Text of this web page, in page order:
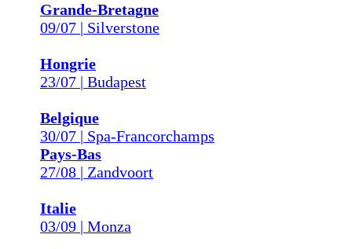
Grande-Bretagne
09/07 | Silverstone
Hongrie
23/07 | Budapest
Belgique
30/07 | Spa-Francorchamps
Pays-Bas
27/08 | Zandvoort
Italie
03/09 | Monza